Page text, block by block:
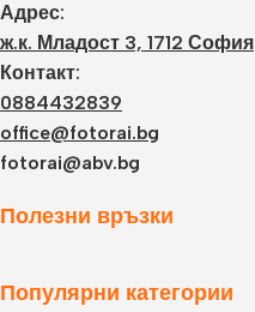
Адрес:
ж.к. Младост 3, 1712 София
Контакт:
0884432839
office@fotorai.bg
fotorai@abv.bg
Полезни връзки
Популярни категории